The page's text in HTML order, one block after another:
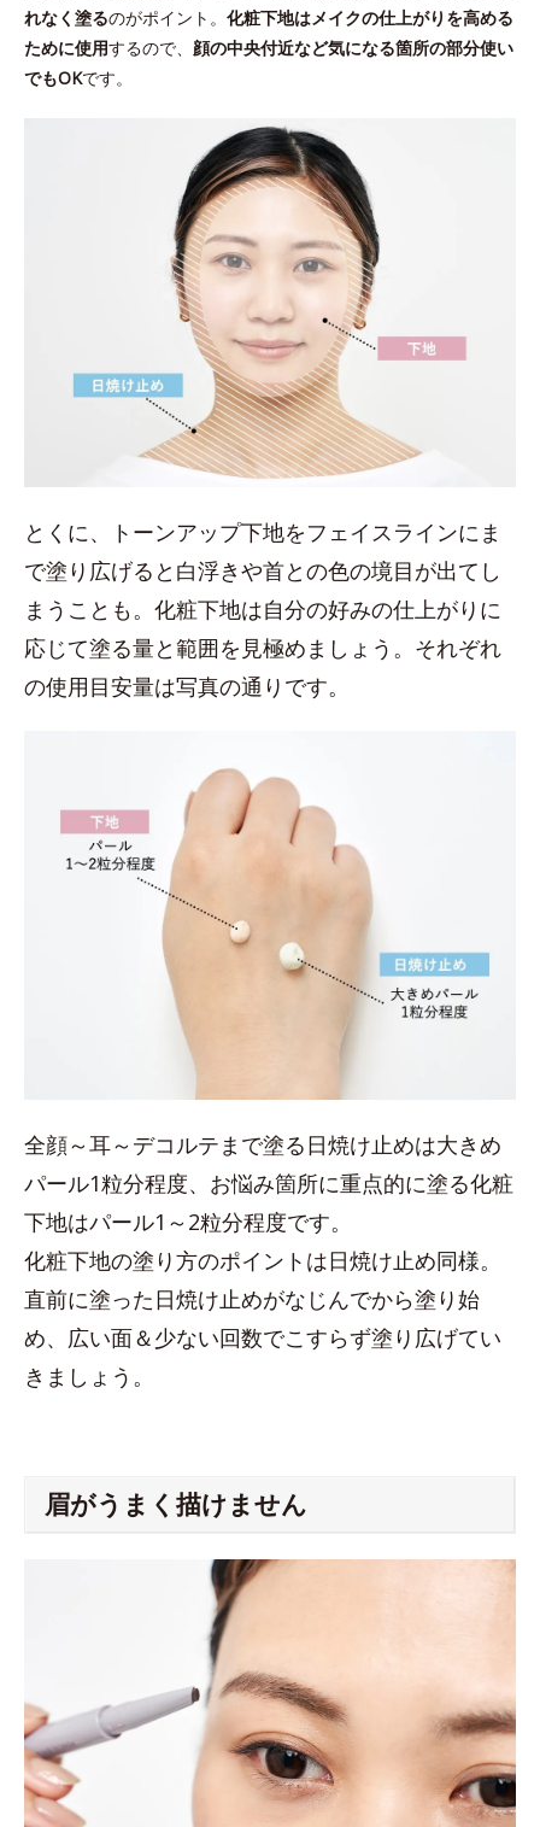
れなく塗るのがポイント。 化粧下地はメイクの仕上がりを高める
ために使用するので、 顔の中央付近など気になる箇所の部分使い
でもOKです。
とくに、トーンアップ下地をフェイスラインにま
で塗り広げると白浮きや首との色の境目が出てし
まうことも。化粧下地は自分の好みの仕上がりに
応じて塗る量と範囲を見極めましょう。それぞれ
の使用目安量は写真の通りです。
全顔～耳～デコルテまで塗る日焼け止めは大きめ
パール1粒分程度、お悩み箇所に重点的に塗る化粧
下地はパール1～2粒分程度です。
化粧下地の塗り方のポイントは日焼け止め同様。
直前に塗った日焼け止めがなじんでから塗り始
め、広い面＆少ない回数でこすらず塗り広げてい
きましょう。
眉がうまく描けません